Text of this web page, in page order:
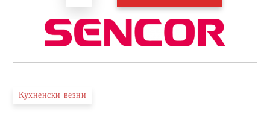
Кухненски везни